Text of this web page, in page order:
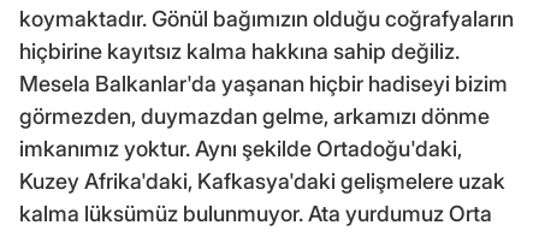
koymaktadır. Gönül bağımızın olduğu coğrafyaların
hiçbirine kayıtsız kalma hakkına sahip değiliz.
Mesela Balkanlar'da yaşanan hiçbir hadiseyi bizim
görmezden, duymazdan gelme, arkamızı dönme
imkanımız yoktur. Aynı şekilde Ortadoğu'daki,
Kuzey Afrika'daki, Kafkasya'daki gelişmelere uzak
kalma lüksümüz bulunmuyor. Ata yurdumuz Orta